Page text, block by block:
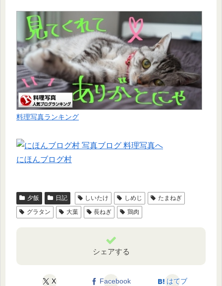
料理写真ランキング
にほんブログ村
夕飯 日記 しいたけ しめじ
たまねぎ
グラタン
大葉 長ねぎ 鶏肉
シェアする
X Facebook はてブ